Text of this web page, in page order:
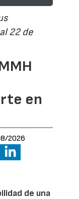
22 de
en
2026
de una